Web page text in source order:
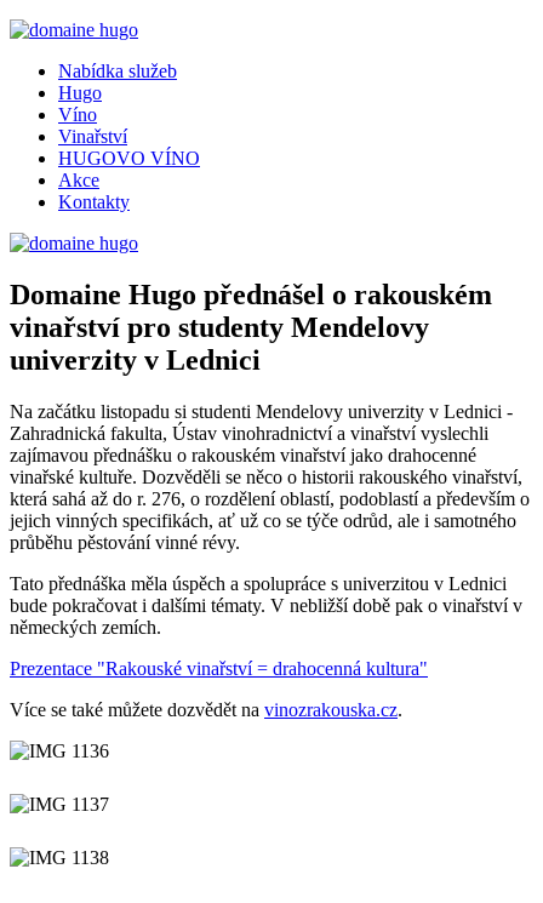
Nabídka služeb
Hugo
Víno
Vinařství
HUGOVO VÍNO
Akce
Kontakty
Domaine Hugo přednášel o rakouském
vinařství pro studenty Mendelovy
univerzity v Lednici
Na začátku listopadu si studenti Mendelovy univerzity v Lednici -
Zahradnická fakulta, Ústav vinohradnictví a vinařství vyslechli
zajímavou přednášku o rakouském vinařství jako drahocenné
vinařské kultuře. Dozvěděli se něco o historii rakouského vinařství,
která sahá až do r. 276, o rozdělení oblastí, podoblastí a především o
jejich vinných specifikách, ať už co se týče odrůd, ale i samotného
průběhu pěstování vinné révy.
Tato přednáška měla úspěch a spolupráce s univerzitou v Lednici
bude pokračovat i dalšími tématy. V nebližší době pak o vinařství v
německých zemích.
Prezentace "Rakouské vinařství = drahocenná kultura"
Více se také můžete dozvědět na vinozrakouska.cz.